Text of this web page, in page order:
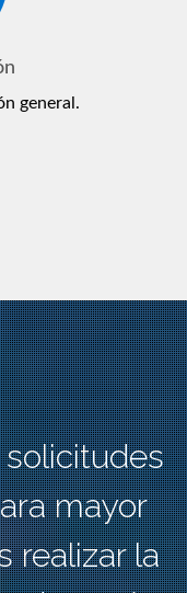
general.
mayor
realizar la